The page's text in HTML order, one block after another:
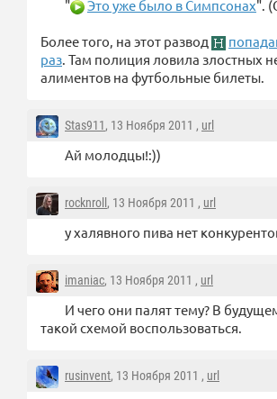
" Это уже было в Симпсонах".
Более того, на этот развод
раз. Там полиция ловила злостных
алиментов на футбольные билеты.
Stas911, 13 Ноября 2011 , url
Ай молодцы!:))
rocknroll , 13 Ноября 2011 , url
у халявного пива нет
imaniac, 13 Ноября 2011 , url
И чего они палят тему? В
такой схемой воспользоваться.
rusinvent, 13 Ноября 2011 , url